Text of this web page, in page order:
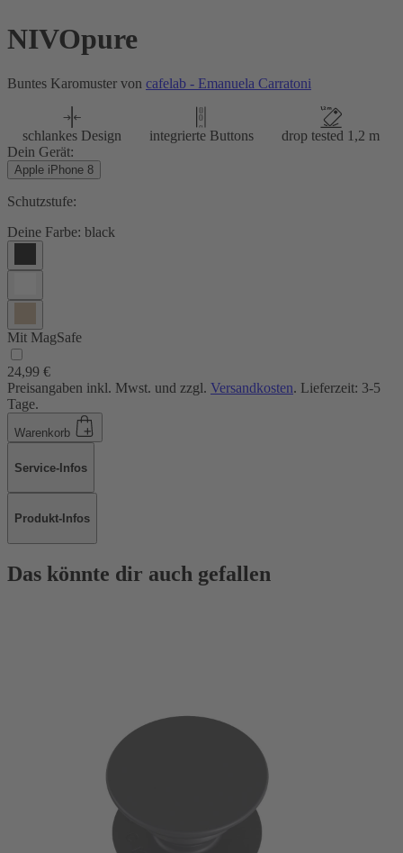
NIVOpure
Buntes Karomuster von cafelab - Emanuela Carratoni
schlankes Design integrierte Buttons
drop tested 1,2 m
Dein Gerät:
Apple iPhone 8
Schutzstufe:
Deine Farbe: black
Mit MagSafe
24,99 €
Preisangaben inkl. Mwst. und zzgl. Versandkosten. Lieferzeit: 3-5
Tage.
Warenkorb
Service-Infos
Produkt-Infos
Das könnte dir auch gefallen